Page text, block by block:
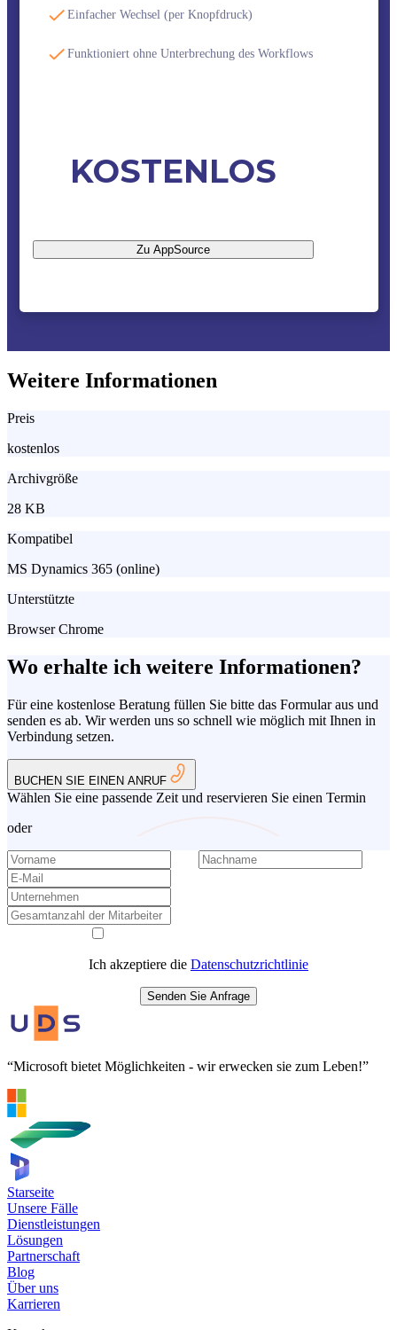
Einfacher Wechsel (per Knopfdruck)
Funktioniert ohne Unterbrechung des Workflows
KOSTENLOS
Zu AppSource
Weitere Informationen
Preis
kostenlos
Archivgröße
28 KB
Kompatibel
MS Dynamics 365 (online)
Unterstützte
Browser Chrome
Wo erhalte ich weitere Informationen?
Für eine kostenlose Beratung füllen Sie bitte das Formular aus und
senden es ab. Wir werden uns so schnell wie möglich mit Ihnen in
Verbindung setzen.
BUCHEN SIE EINEN ANRUF
Wählen Sie eine passende Zeit und reservieren Sie einen Termin
oder
Ich akzeptiere die Datenschutzrichtlinie
Senden Sie Anfrage
“Microsoft bietet Möglichkeiten - wir erwecken sie zum Leben!”
Starseite
Unsere Fälle
Dienstleistungen
Lösungen
Partnerschaft
Blog
Über uns
Karrieren